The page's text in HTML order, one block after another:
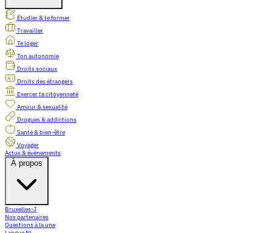
Étudier & te former
Travailler
Te loger
Ton autonomie
Droits sociaux
Droits des étrangers
Exercer ta citoyenneté
Amour & sexualité
Drogues & addictions
Santé & bien-être
Voyager
Actus & évènements
À propos
Bruxelles-J
Nos partenaires
Questions à la une